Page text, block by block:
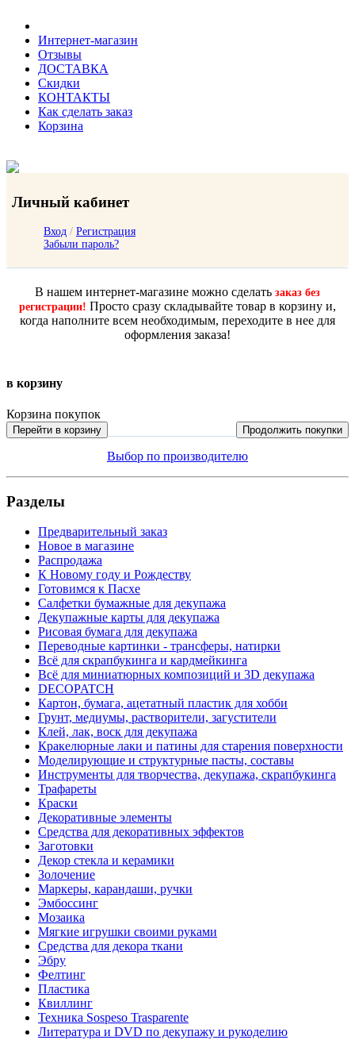
Интернет-магазин
Отзывы
ДОСТАВКА
Скидки
КОНТАКТЫ
Как сделать заказ
Корзина
Личный кабинет
Вход / Регистрация
Забыли пароль?
В нашем интернет-магазине можно сделать заказ без
регистрации! Просто сразу складывайте товар в корзину и,
когда наполните всем необходимым, переходите в нее для
оформления заказа!
в корзину
Корзина покупок
Перейти в корзину Продолжить покупки
Выбор по производителю
Разделы
Предварительный заказ
Новое в магазине
Распродажа
К Новому году и Рождеству
Готовимся к Пасхе
Салфетки бумажные для декупажа
Декупажные карты для декупажа
Рисовая бумага для декупажа
Переводные картинки - трансферы, натирки
Всё для скрапбукинга и кардмейкинга
Всё для миниатюрных композиций и 3D декупажа
DECOPATCH
Картон, бумага, ацетатный пластик для хобби
Грунт, медиумы, растворители, загустители
Клей, лак, воск для декупажа
Кракелюрные лаки и патины для старения поверхности
Моделирующие и структурные пасты, составы
Инструменты для творчества, декупажа, скрапбукинга
Трафареты
Краски
Декоративные элементы
Средства для декоративных эффектов
Заготовки
Декор стекла и керамики
Золочение
Маркеры, карандаши, ручки
Эмбоссинг
Мозаика
Мягкие игрушки своими руками
Средства для декора ткани
Эбру
Фелтинг
Пластика
Квиллинг
Техника Sospeso Trasparente
Литература и DVD по декупажу и рукоделию